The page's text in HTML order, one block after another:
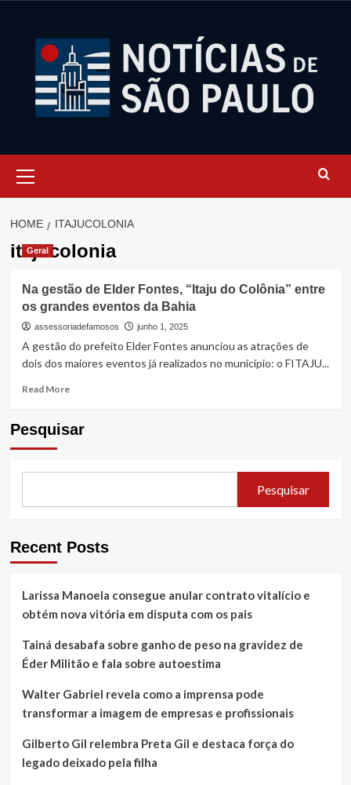
Menu
HOME ITAJUCOLONIA
itajucolonia
Geral
Na gestão de Elder Fontes, “Itaju do Colônia” entre
os grandes eventos da Bahia
assessoriadefamosos junho 1, 2025
A gestão do prefeito Elder Fontes anunciou as atrações de
dois dos maiores eventos já realizados no município: o FITAJU...
Read MoreRead
Na
Elder
“Itaju
entre
eventos
da
Pesquisar
Pesquisar
Recent Posts
Larissa Manoela consegue anular contrato vitalício e
obtém nova vitória em disputa com os pais
Tainá desabafa sobre ganho de peso na gravidez de
Éder Militão e fala sobre autoestima
Walter Gabriel revela como a imprensa pode
transformar a imagem de empresas e profissionais
Gilberto Gil relembra Preta Gil e destaca força do
legado deixado pela filha